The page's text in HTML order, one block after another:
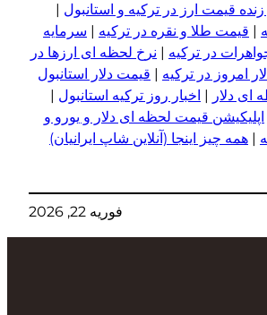
زنده قیمت ارز در ترکیه و استانبول |
| قیمت طلا و نقره در ترکیه | سرمایه
در ترکیه | نرخ لحظه ای ارزها در
امروز در ترکیه | قیمت دلار استانبول
ای دلار | اخبار روز ترکیه استانبول |
اپلیکیشن قیمت لحظه ای دلار و یورو و
| همه چیز اینجا (آنلاین شاپ ایرانیان)
فوریه 22, 2026